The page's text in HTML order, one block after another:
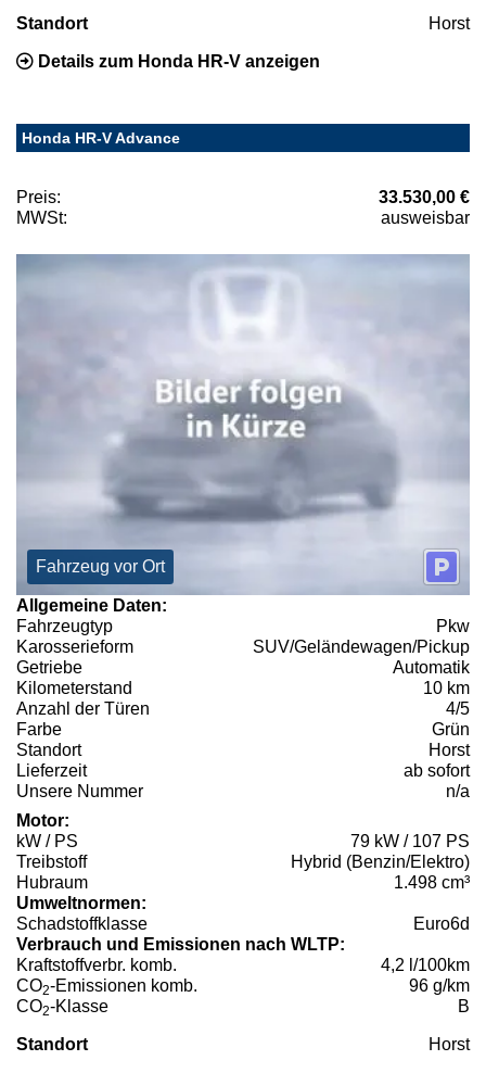
Standort Horst
Details zum Honda HR-V anzeigen
Honda HR-V Advance
Preis:
33.530,00 €
MWSt:
ausweisbar
Fahrzeug vor Ort
Allgemeine Daten:
Fahrzeugtyp
Pkw
Karosserieform
SUV/Geländewagen/Pickup
Getriebe
Automatik
Kilometerstand
10 km
Anzahl der Türen
4/5
Farbe
Grün
Standort
Horst
Lieferzeit
ab sofort
Unsere Nummer
n/a
Motor:
kW / PS
79 kW / 107 PS
Treibstoff
Hybrid (Benzin/Elektro)
Hubraum
1.498 cm³
Umweltnormen:
Schadstoffklasse
Euro6d
Verbrauch und Emissionen nach WLTP:
Kraftstoffverbr. komb.
4,2 l/100km
CO2-Emissionen komb.
96 g/km
CO2-Klasse B
Standort Horst